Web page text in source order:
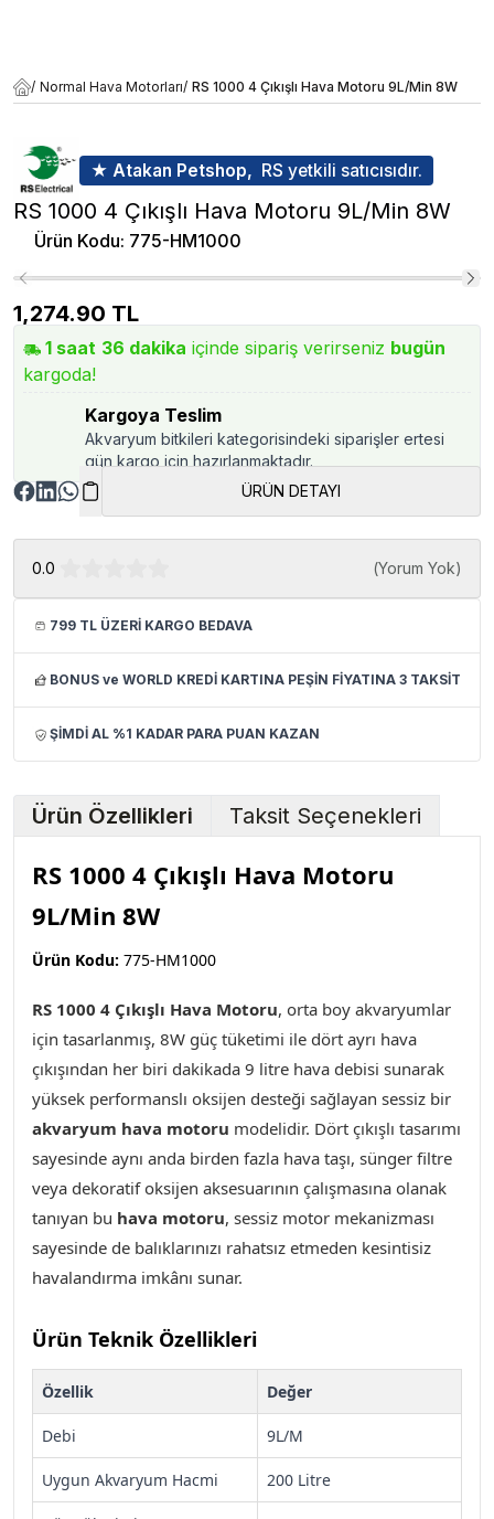
/ Normal Hava Motorları/ RS 1000 4 Çıkışlı Hava Motoru 9L/Min 8W
★ Atakan Petshop, RS yetkili satıcısıdır.
RS 1000 4 Çıkışlı Hava Motoru 9L/Min 8W
Ürün Kodu: 775-HM1000
1,274.90 TL
1 saat 36 dakika içinde sipariş verirseniz bugün
kargoda!
Kargoya Teslim
Akvaryum bitkileri kategorisindeki siparişler ertesi
gün kargo için hazırlanmaktadır.
ÜRÜN DETAYI
0.0 (Yorum Yok)
799 TL ÜZERİ KARGO BEDAVA
BONUS ve WORLD KREDİ KARTINA PEŞİN FİYATINA 3 TAKSİT
ŞİMDİ AL %1 KADAR PARA PUAN KAZAN
Ürün Özellikleri Taksit Seçenekleri
RS 1000 4 Çıkışlı Hava Motoru
9L/Min 8W
Ürün Kodu: 775-HM1000
RS 1000 4 Çıkışlı Hava Motoru, orta boy akvaryumlar
için tasarlanmış, 8W güç tüketimi ile dört ayrı hava
çıkışından her biri dakikada 9 litre hava debisi sunarak
yüksek performanslı oksijen desteği sağlayan sessiz bir
akvaryum hava motoru modelidir. Dört çıkışlı tasarımı
sayesinde aynı anda birden fazla hava taşı, sünger filtre
veya dekoratif oksijen aksesuarının çalışmasına olanak
tanıyan bu hava motoru, sessiz motor mekanizması
sayesinde de balıklarınızı rahatsız etmeden kesintisiz
havalandırma imkânı sunar.
Ürün Teknik Özellikleri
Özellik Değer
Debi 9L/M
Uygun Akvaryum Hacmi 200 Litre